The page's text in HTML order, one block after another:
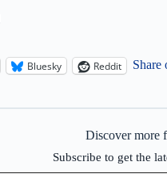
Bluesky Reddit Share
Discover more
Subscribe to get the